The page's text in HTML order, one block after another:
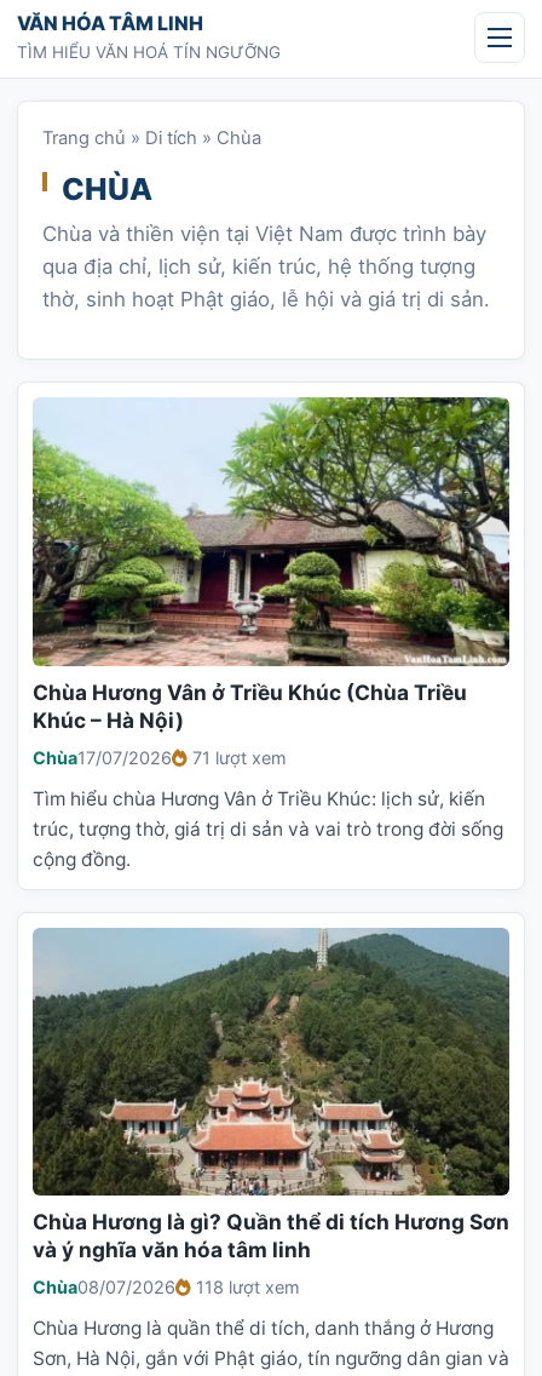
Chuyển tới nội dung
VĂN HÓA TÂM LINH
TÌM HIỂU VĂN HOÁ TÍN NGƯỠNG
Trang chủ » Di tích » Chùa
CHÙA
Chùa và thiền viện tại Việt Nam được trình bày
qua địa chỉ, lịch sử, kiến trúc, hệ thống tượng
thờ, sinh hoạt Phật giáo, lễ hội và giá trị di sản.
Chùa Hương Vân ở Triều Khúc (Chùa Triều
Khúc – Hà Nội)
Chùa17/07/2026 71 lượt xem
Tìm hiểu chùa Hương Vân ở Triều Khúc: lịch sử, kiến
trúc, tượng thờ, giá trị di sản và vai trò trong đời sống
cộng đồng.
Chùa Hương là gì? Quần thể di tích Hương Sơn
và ý nghĩa văn hóa tâm linh
Chùa08/07/2026 118 lượt xem
Chùa Hương là quần thể di tích, danh thắng ở Hương
Sơn, Hà Nội, gắn với Phật giáo, tín ngưỡng dân gian và